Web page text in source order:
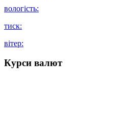
вологість:
тиск:
вітер:
Курси валют